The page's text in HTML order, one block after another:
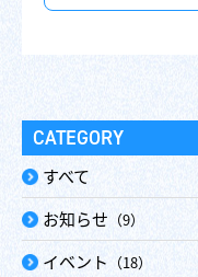
CATEGORY
すべて
お知らせ （9）
イベント （18）